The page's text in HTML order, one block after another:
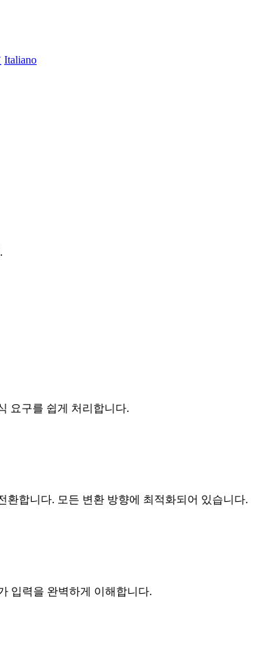
Italiano
요구를 쉽게 처리합니다.
환합니다. 모든 변환 방향에 최적화되어 있습니다.
입력을 완벽하게 이해합니다.